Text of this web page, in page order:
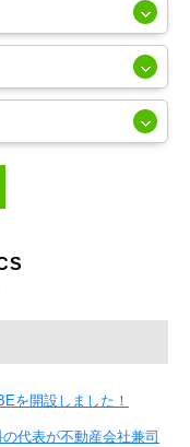
を開設しました！
代表が不動産会社兼司